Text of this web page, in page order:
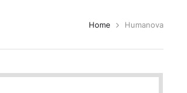
Home Humanova